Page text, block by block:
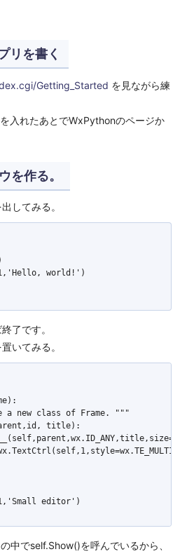
リを書く
Getting_Started を見ながら練
入れたあとでWxPythonのページか
を作る。
してみる。
1,'Hello, world!')
了です。
いてみる。
a new class of Frame. """
title):
1,'Small editor')
中でself.Show()を呼んでいるから、